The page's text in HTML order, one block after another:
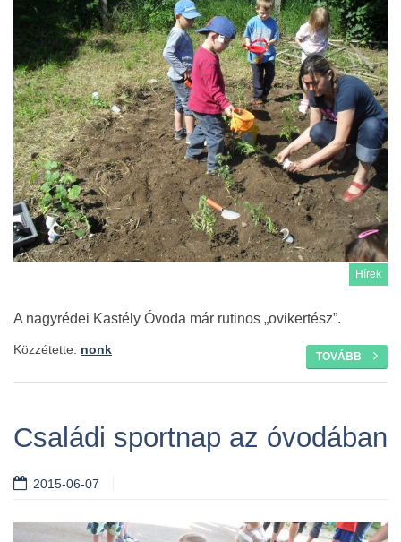
Hírek
A nagyrédei Kastély Óvoda már rutinos „ovikertész”.
TOVÁBB
Közzétette: nonk
Családi sportnap az óvodában
2015-06-07